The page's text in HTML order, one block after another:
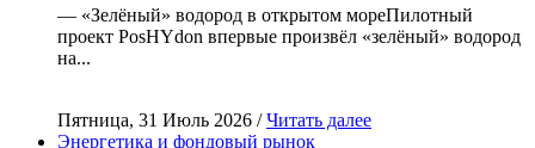
— «Зелёный» водород в открытом мореПилотный
проект PosHYdon впервые произвёл «зелёный» водород
на...
Пятница, 31 Июль 2026 /Читать далее
Энергетика и фондовый рынок